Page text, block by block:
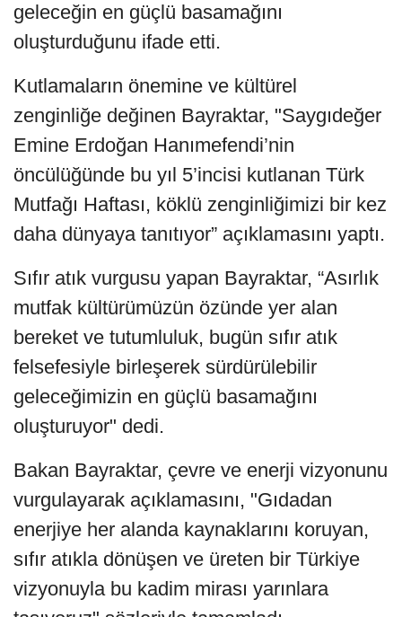
geleceğin en güçlü basamağını
oluşturduğunu ifade etti.
Kutlamaların önemine ve kültürel
zenginliğe değinen Bayraktar, "Saygıdeğer
Emine Erdoğan Hanımefendi’nin
öncülüğünde bu yıl 5’incisi kutlanan Türk
Mutfağı Haftası, köklü zenginliğimizi bir kez
daha dünyaya tanıtıyor” açıklamasını yaptı.
Sıfır atık vurgusu yapan Bayraktar, “Asırlık
mutfak kültürümüzün özünde yer alan
bereket ve tutumluluk, bugün sıfır atık
felsefesiyle birleşerek sürdürülebilir
geleceğimizin en güçlü basamağını
oluşturuyor" dedi.
Bakan Bayraktar, çevre ve enerji vizyonunu
vurgulayarak açıklamasını, "Gıdadan
enerjiye her alanda kaynaklarını koruyan,
sıfır atıkla dönüşen ve üreten bir Türkiye
vizyonuyla bu kadim mirası yarınlara